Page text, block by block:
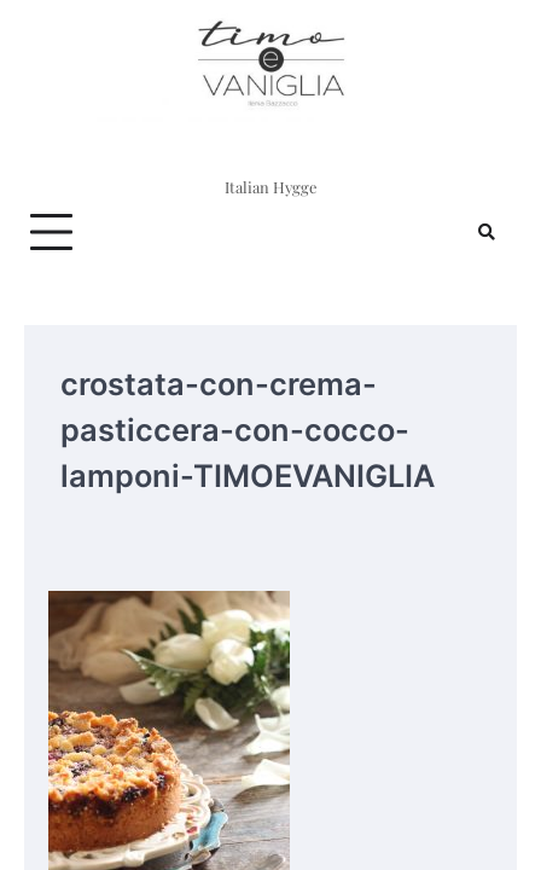
Italian Hygge
crostata-con-crema-
pasticcera-con-cocco-
lamponi-TIMOEVANIGLIA